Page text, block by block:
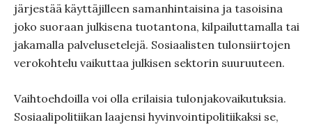
järjestää käyttäjilleen samanhintaisina ja tasoisina
joko suoraan julkisena tuotantona, kilpailuttamalla tai
jakamalla palvelusetelejä. Sosiaalisten tulonsiirtojen
verokohtelu vaikuttaa julkisen sektorin suuruuteen.
Vaihtoehdoilla voi olla erilaisia tulonjakovaikutuksia.
Sosiaalipolitiikan laajensi hyvinvointipolitiikaksi se,